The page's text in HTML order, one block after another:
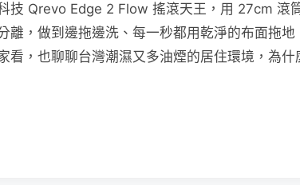
技 Qrevo Edge 2 Flow 搖滾天王，用 27cm 滾
離，做到邊拖邊洗、每一秒都用乾淨的布面拖地
看，也聊聊台灣潮濕又多油煙的居住環境，為什